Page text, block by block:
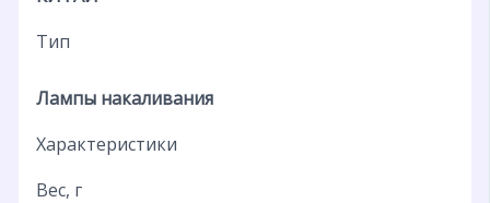
Тип
Лампы накаливания
Характеристики
Вес, г